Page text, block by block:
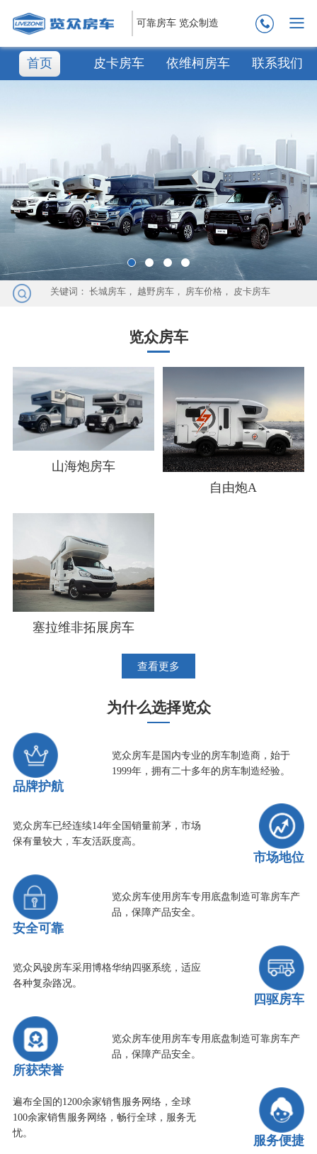
可靠房车 览众制造
首页 皮卡房车 依维柯房车 联系我们
关键词： 长城房车， 越野房车， 房车价格 ， 皮卡房车
览众房车
山海炮房车
自由炮A
塞拉维非拓展房车
查看更多
为什么选择览众
品牌护航
览众房车是国内专业的房车制造商，始于
1999年，拥有二十多年的房车制造经验。
览众房车已经连续14年全国销量前茅，市场
保有量较大，车友活跃度高。
市场地位
安全可靠
览众房车使用房车专用底盘制造可靠房车产
品，保障产品安全。
览众风骏房车采用博格华纳四驱系统，适应
各种复杂路况。
四驱房车
所获荣誉
览众房车使用房车专用底盘制造可靠房车产
品，保障产品安全。
遍布全国的1200余家销售服务网络，全球
100余家销售服务网络，畅行全球，服务无
忧。
服务便捷